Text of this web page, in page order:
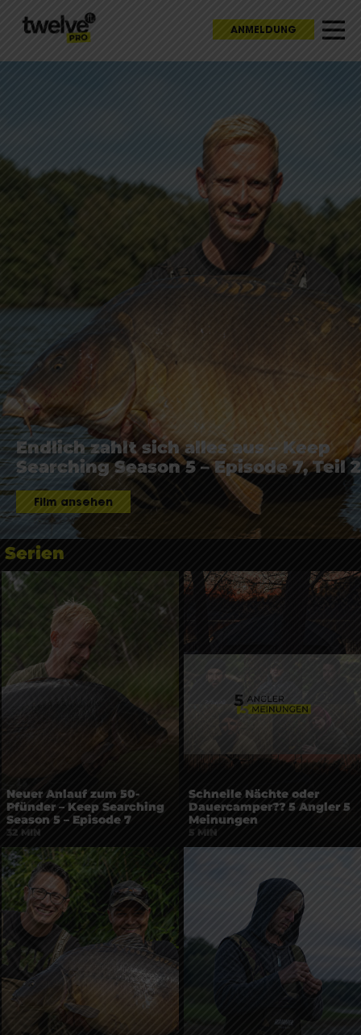
ANMELDUNG
Endlich zahlt sich alles aus – Keep
Searching Season 5 – Episode 7, Teil 2
Film ansehen
Serien
32 MIN
Neuer Anlauf zum 50-
Pfünder – Keep Searching
Season 5 – Episode 7
5 MIN
Schnelle Nächte oder
Dauercamper?? 5 Angler 5
Meinungen